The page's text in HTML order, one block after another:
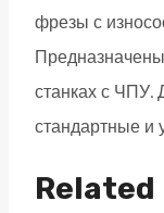
8х20х100
R1
quantity
фрезы с
станках с ЧПУ.
стандартные и